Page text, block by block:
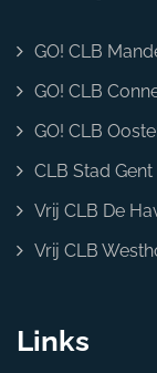
GO! CLB
GO! CLB
GO! CLB
CLB Stad Gent
Vrij CLB De
Vrij CLB
Links